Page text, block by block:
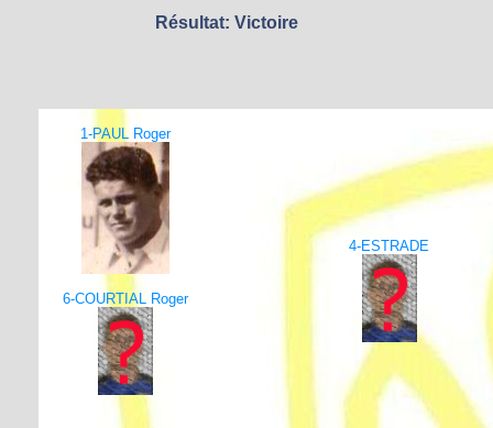
Résultat: Victoire
1-PAUL Roger
4-ESTRADE
6-COURTIAL Roger